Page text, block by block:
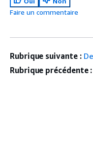
Faire un commentaire
Rubrique suivante :
Rubrique précédente :